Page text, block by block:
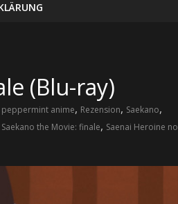
(Blu-ray)
peppermint anime, Rezension, Saekano,
Saekano the Movie: finale, Saenai Heroine no